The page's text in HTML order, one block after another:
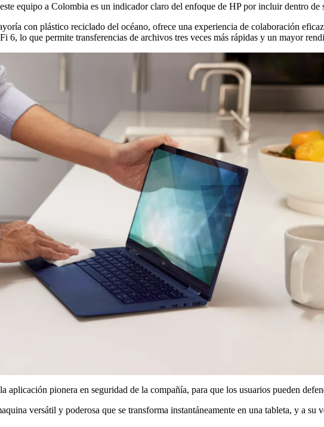
equipo a Colombia es un indicador claro del enfoque de HP por incluir dentro
con plástico reciclado del océano, ofrece una experiencia de colaboración
6, lo que permite transferencias de archivos tres veces más rápidas y un mayor
aplicación pionera en seguridad de la compañía, para que los usuarios pueden
versátil y poderosa que se transforma instantáneamente en una tableta, y a